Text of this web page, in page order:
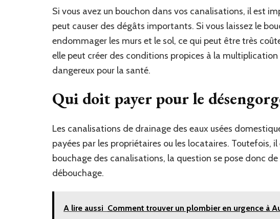
Si vous avez un bouchon dans vos canalisations, il est
peut causer des dégâts importants. Si vous laissez le
endommager les murs et le sol, ce qui peut être très
elle peut créer des conditions propices à la
dangereux pour la santé.
Qui doit payer pour le
Les canalisations de drainage des eaux usées
payées par les propriétaires ou les locataires. Toutefois,
bouchage des canalisations, la question se pose donc
débouchage.
A lire aussi Comment trouver un plombier en urgence à